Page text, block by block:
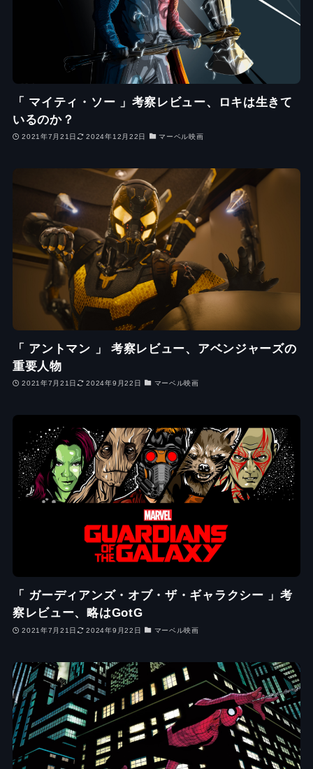
「 マイティ・ソー 」考察レビュー、ロキは生きて
いるのか？
2021年7月21日 2024年12月22日 マーベル映画
「 アントマン 」 考察レビュー、アベンジャーズの
重要人物
2021年7月21日 2024年9月22日 マーベル映画
「 ガーディアンズ・オブ・ザ・ギャラクシー 」考
察レビュー、略はGotG
2021年7月21日 2024年9月22日 マーベル映画